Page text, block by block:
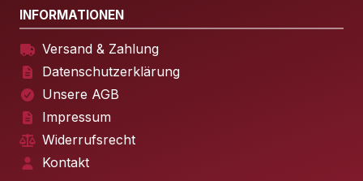
INFORMATIONEN
Versand & Zahlung
Datenschutzerklärung
Unsere AGB
Impressum
Widerrufsrecht
Kontakt